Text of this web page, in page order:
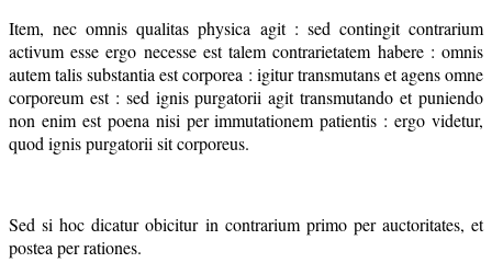
Item, nec omnis qualitas physica agit : sed contingit contrarium
activum esse ergo necesse est talem contrarietatem habere : omnis
autem talis substantia est corporea : igitur transmutans et agens omne
corporeum est : sed ignis purgatorii agit transmutando et puniendo
non enim est poena nisi per immutationem patientis : ergo videtur,
quod ignis purgatorii sit corporeus.
Sed si hoc dicatur obicitur in contrarium primo per auctoritates, et
postea per rationes.